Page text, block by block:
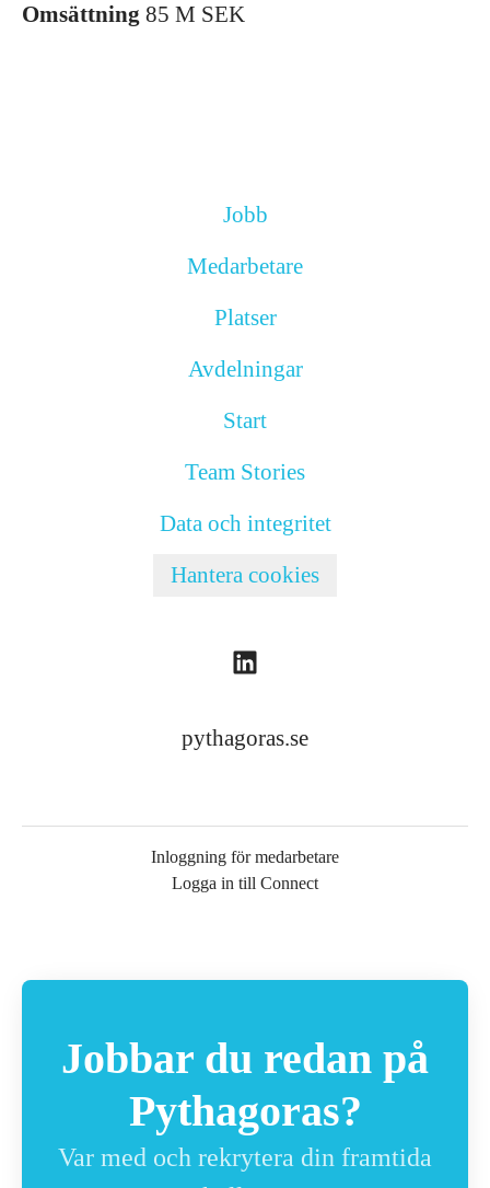
Omsättning 85 M SEK
Jobb
Medarbetare
Platser
Avdelningar
Start
Team Stories
Data och integritet
Hantera cookies
pythagoras.se
Inloggning för medarbetare
Logga in till Connect
Jobbar du redan på
Pythagoras?
Var med och rekrytera din framtida